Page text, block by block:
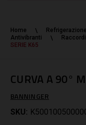
Home Refrigerazione
Antivibranti
SERIE K65
CURVA A 90°
BANNINGER
SKU: